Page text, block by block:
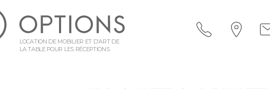
LOCATION DE MOBILIER ET D’ART DE
LA TABLE POUR LES RÉCEPTIONS